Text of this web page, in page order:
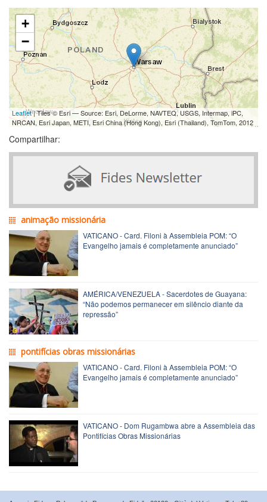
+
−
Leaflet| Tiles © Esri — Source: Esri, DeLorme, NAVTEQ, USGS, Intermap, iPC,
NRCAN, Esri Japan, METI, Esri China (Hong Kong), Esri (Thailand), TomTom, 2012
Compartilhar:
animação missionária
VATICANO - Card. Filoni à Assembleia POM: “O
Evangelho jamais é completamente anunciado”
AMÉRICA/VENEZUELA - Sacerdotes de Guayana:
“Não podemos permanecer em silêncio diante da
repressão”
pontifícias obras missionárias
VATICANO - Card. Filoni à Assembleia POM: “O
Evangelho jamais é completamente anunciado”
VATICANO - Dom Rugambwa abre a Assembleia das
Pontifícias Obras Missionárias